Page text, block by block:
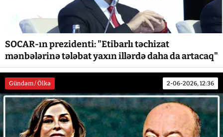
SOCAR-ın prezidenti: "Etibarlı təchizat
mənbələrinə tələbat yaxın illərdə daha da artacaq"
Gündəm / Ölkə 2-06-2026, 12:36